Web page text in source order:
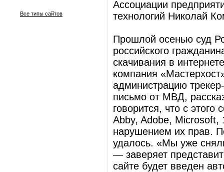
Все типы сайтов
Ассоциации
технологий Николай
Прошлой осенью суд
российского
скачивания в
компания
администрацию
письмо от МВД,
говорится, что с
Abby, Adobe, Microsoft,
нарушением их прав.
удалось. «Мы уже
— заверяет
сайте будет введен